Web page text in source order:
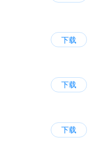
下载
下载
下载